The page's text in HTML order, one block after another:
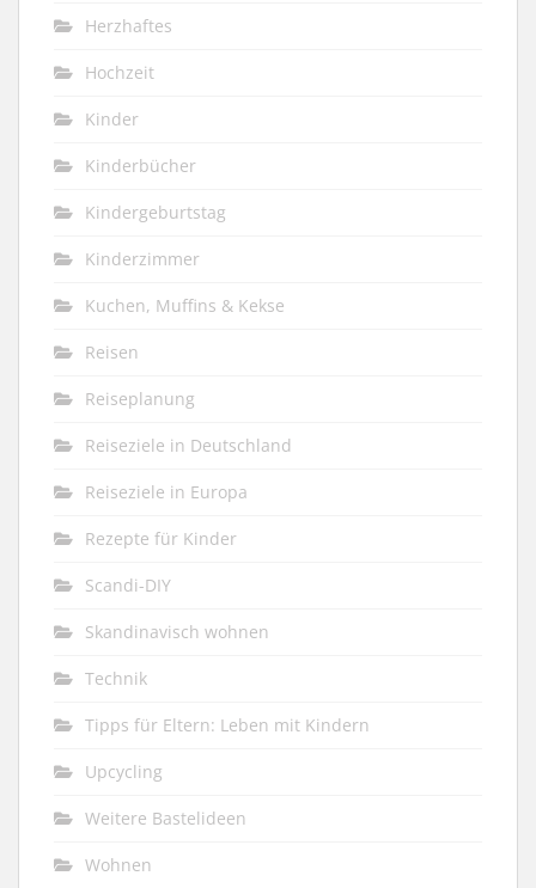
Herzhaftes
Hochzeit
Kinder
Kinderbücher
Kindergeburtstag
Kinderzimmer
Kuchen, Muffins & Kekse
Reisen
Reiseplanung
Reiseziele in Deutschland
Reiseziele in Europa
Rezepte für Kinder
Scandi-DIY
Skandinavisch wohnen
Technik
Tipps für Eltern: Leben mit Kindern
Upcycling
Weitere Bastelideen
Wohnen